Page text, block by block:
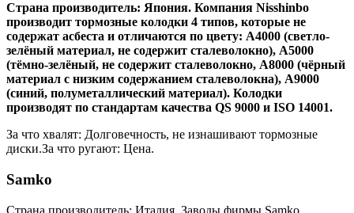
Страна производитель: Япония. Компания Nisshinbo
производит тормозные колодки 4 типов, которые не
содержат асбеста и отличаются по цвету: A4000 (светло-
зелёный материал, не содержит сталеволокно), А5000
(тёмно-зелёный, не содержит сталеволокно, А8000 (чёрный
материал с низким содержанием сталеволокна), А9000
(синий, полуметаллический материал). Колодки
производят по стандартам качества QS 9000 и ISO 14001.
За что хвалят: Долговечность, не изнашивают тормозные
диски.За что ругают: Цена.
Samko
Страна производитель: Италия. Заводы фирмы Samko